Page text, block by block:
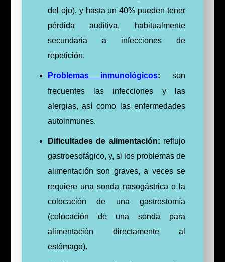
del ojo), y hasta un 40% pueden tener
pérdida auditiva, habitualmente
secundaria a infecciones de
repetición.
Problemas inmunológicos:son
frecuentes las infecciones y las
alergias, así como las enfermedades
autoinmunes.
Dificultades de alimentación: reflujo
gastroesofágico, y, si los problemas de
alimentación son graves, a veces se
requiere una sonda nasogástrica o la
colocación de una gastrostomía
(colocación de una sonda para
alimentación directamente al
estómago).